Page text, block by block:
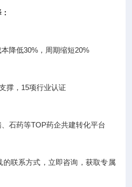
降低30%，周期缩短20%
撑，15项行业认证
石药等TOP药企共建转化平台
的联系方式，立即咨询，获取专属